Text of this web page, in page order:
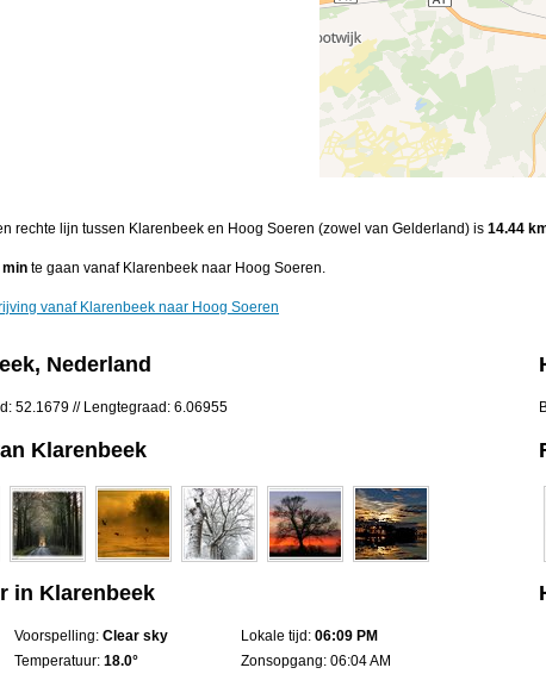
rechte lijn tussen Klarenbeek en Hoog Soeren (zowel van Gelderland) is 14.44
min te gaan vanaf Klarenbeek naar Hoog Soeren.
vanaf Klarenbeek naar Hoog Soeren
Nederland
52.1679 // Lengtegraad: 6.06955
Klarenbeek
in Klarenbeek
Voorspelling: Clear sky
Temperatuur: 18.0°
Lokale tijd: 06:09 PM
Zonsopgang: 06:04 AM